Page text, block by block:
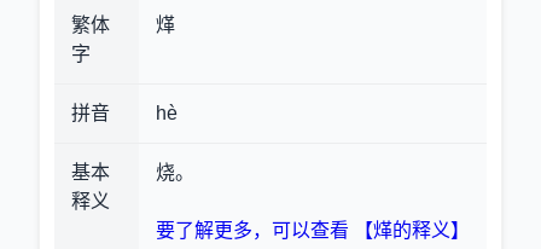
繁体
字
煂
拼音 hè
基本
释义
烧。
要了解更多，可以查看 【煂的释义】